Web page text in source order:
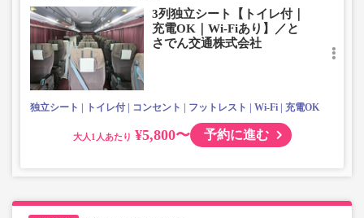
3列独立シート【トイレ付｜
充電OK｜Wi-Fiあり】／と
さでん交通株式会社
独立シート トイレ付 コンセント フットレスト Wi-Fi 充電OK
大人 ¥5,800〜 予約に進む